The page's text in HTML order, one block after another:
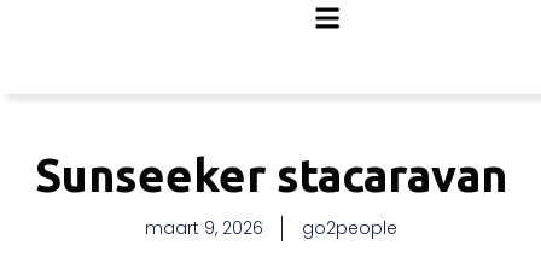
Sunseeker stacaravan
maart 9, 2026 go2people